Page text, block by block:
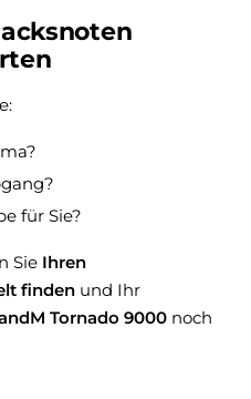
für Sie?
Sie Ihren
finden und Ihr
Tornado 9000 noch